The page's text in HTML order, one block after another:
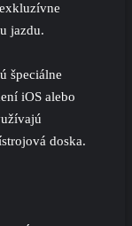
jazdu.
špeciálne
iOS alebo
doska.